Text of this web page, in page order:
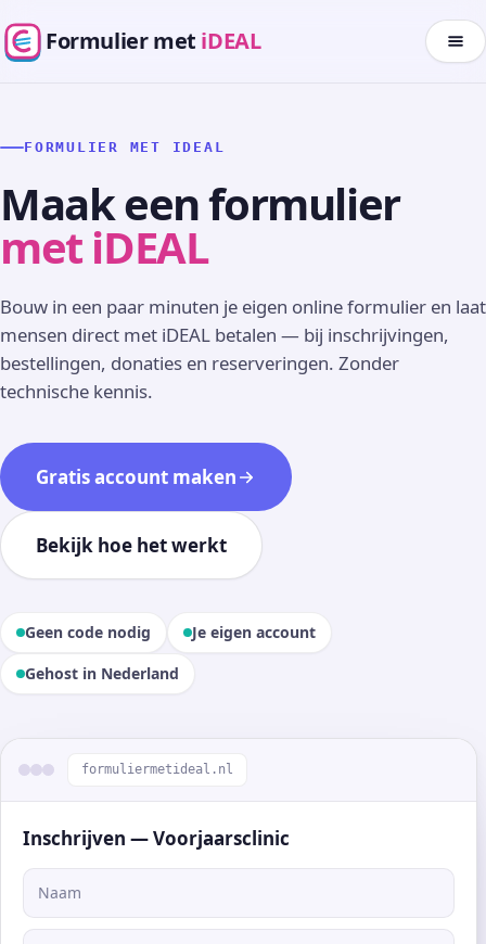
Formulier met iDEAL
FORMULIER MET IDEAL
Maak een formulier
met iDEAL
Bouw in een paar minuten je eigen online formulier en laat
mensen direct met iDEAL betalen — bij inschrijvingen,
bestellingen, donaties en reserveringen. Zonder
technische kennis.
Gratis account maken
Bekijk hoe het werkt
Geen code nodig
Je eigen account
Gehost in Nederland
formuliermetideal.nl
Inschrijven — Voorjaarsclinic
Naam